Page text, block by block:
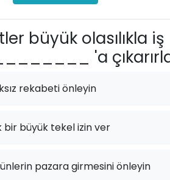
büyük olasılıkla iş
'a
rekabeti önleyin
bir büyük tekel izin ver
pazara girmesini önleyin